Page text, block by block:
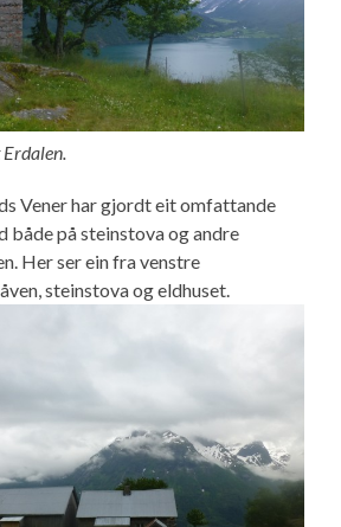
Vener har gjordt eit omfattande
både på steinstova og andre
Her ser ein fra venstre
steinstova og eldhuset.